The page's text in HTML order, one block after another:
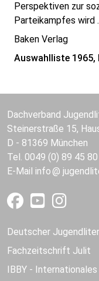
Perspektiven zur
Parteikampfes wird
Baken Verlag
Auswahlliste 1965,
Dachverband
Steinerstraße 15,
D - 81369 München
Tel. 0049 (0) 89 45
E-Mail info
Deutscher
Fachzeitschrift Julit
IBBY - Internationales